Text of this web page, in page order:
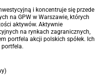
i koncentruje się przede
na GPW w Warszawie, których
aktywów. Aktywnie
na rynkach zagranicznych,
portfela akcji polskich spółek. Ich
portfela.